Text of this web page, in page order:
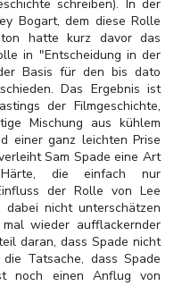
schreiben). In der
Bogart, dem diese Rolle
hatte kurz davor das
in "Entscheidung in der
Basis für den bis dato
Das Ergebnis ist
der Filmgeschichte,
Mischung aus kühlem
einer ganz leichten Prise
Sam Spade eine Art
Härte, die einfach nur
der Rolle von Lee
nicht unterschätzen
wieder aufflackernder
daran, dass Spade nicht
Tatsache, dass Spade
noch einen Anflug von